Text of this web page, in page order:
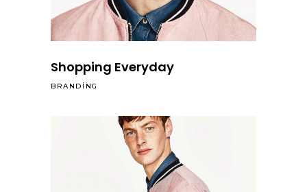
Shopping Everyday
BRANDING